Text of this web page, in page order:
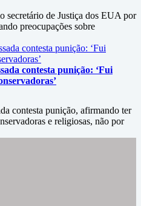
secretário de Justiça dos EUA por
preocupações sobre
contesta punição: ‘Fui
contesta punição, afirmando ter
e religiosas, não por